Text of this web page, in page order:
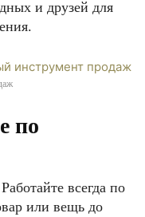
и друзей для
по
всегда по
или вещь до